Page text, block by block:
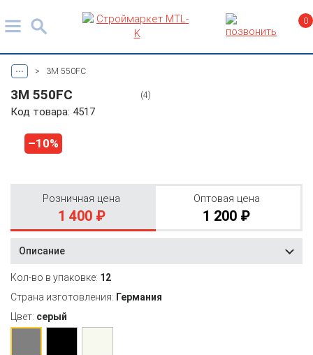
0
... > 3M 550FC
3M 550FC (4)
Код товара: 4517
–10%
Розничная цена
1 400 ₽
Оптовая цена
1 200 ₽
Описание
Кол-во в упаковке: 12
Страна изготовления: Германия
Цвет: серый